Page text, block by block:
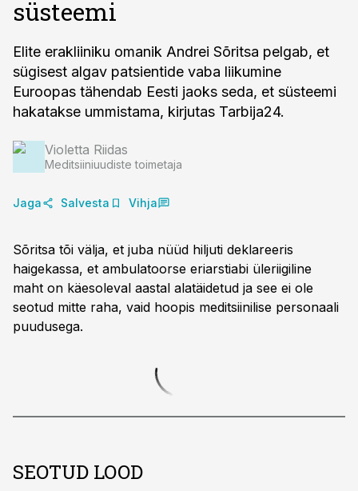
süsteemi
Elite erakliiniku omanik Andrei Sõritsa pelgab, et
sügisest algav patsientide vaba liikumine
Euroopas tähendab Eesti jaoks seda, et süsteemi
hakatakse ummistama, kirjutas Tarbija24.
Violetta Riidas
Meditsiiniuudiste toimetaja
Jaga Salvesta Vihja
Sõritsa tõi välja, et juba nüüd hiljuti deklareeris
haigekassa, et ambulatoorse eriarstiabi üleriigiline
maht on käesoleval aastal alatäidetud ja see ei ole
seotud mitte raha, vaid hoopis meditsiinilise personaali
puudusega.
SEOTUD LOOD